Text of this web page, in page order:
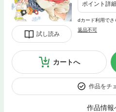
試し読み
ポイント詳細
dカード利用で
返品不可
カートへ
作品をチ
作品情報